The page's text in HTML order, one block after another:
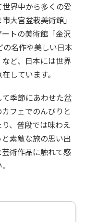
界中から多くの愛
大宮盆栽美術館」
トの美術館「金沢
名作や美しい日本
ど、日本には世界
しています。
季節にあわせた盆
フェでのんびりと
、普段では味わえ
素敵な旅の思い出
術作品に触れて感